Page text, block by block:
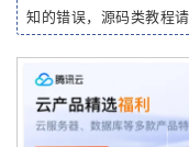
知的错误，源码类教程